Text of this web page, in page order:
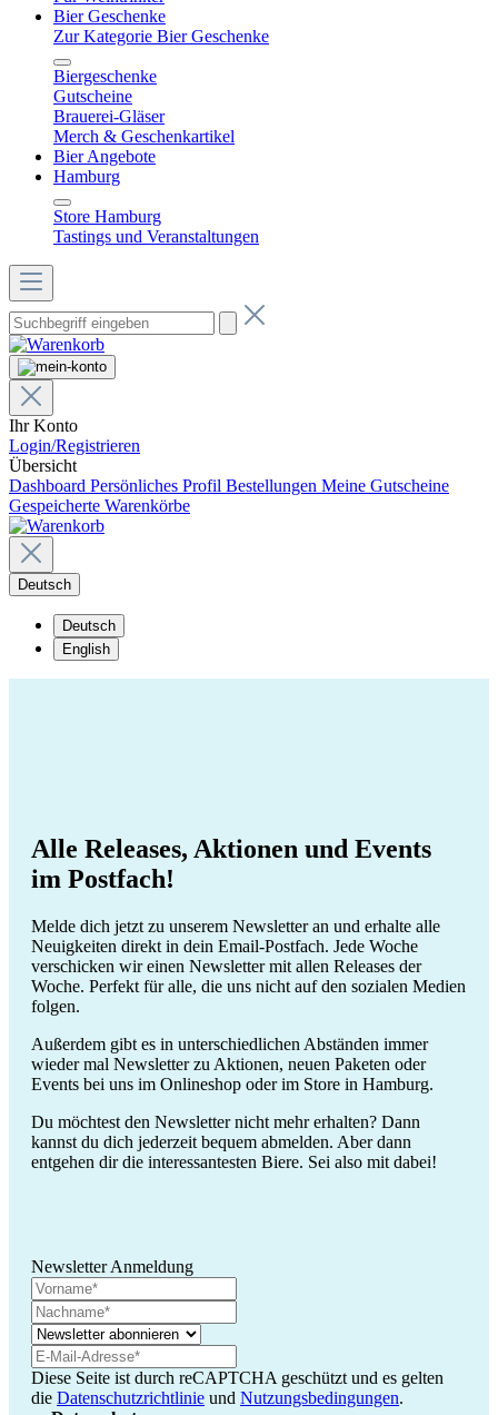
Bier Geschenke
Zur Kategorie Bier Geschenke
Biergeschenke
Gutscheine
Brauerei-Gläser
Merch & Geschenkartikel
Bier Angebote
Hamburg
Store Hamburg
Tastings und Veranstaltungen
Ihr Konto
Login/Registrieren
Übersicht
Dashboard Persönliches Profil Bestellungen Meine Gutscheine
Gespeicherte Warenkörbe
Deutsch
Deutsch
English
Alle Releases, Aktionen und Events
im Postfach!
Melde dich jetzt zu unserem Newsletter an und erhalte alle
Neuigkeiten direkt in dein Email-Postfach. Jede Woche
verschicken wir einen Newsletter mit allen Releases der
Woche. Perfekt für alle, die uns nicht auf den sozialen Medien
folgen.
Außerdem gibt es in unterschiedlichen Abständen immer
wieder mal Newsletter zu Aktionen, neuen Paketen oder
Events bei uns im Onlineshop oder im Store in Hamburg.
Du möchtest den Newsletter nicht mehr erhalten? Dann
kannst du dich jederzeit bequem abmelden. Aber dann
entgehen dir die interessantesten Biere. Sei also mit dabei!
Newsletter Anmeldung
Diese Seite ist durch reCAPTCHA geschützt und es gelten
die Datenschutzrichtlinie und Nutzungsbedingungen.